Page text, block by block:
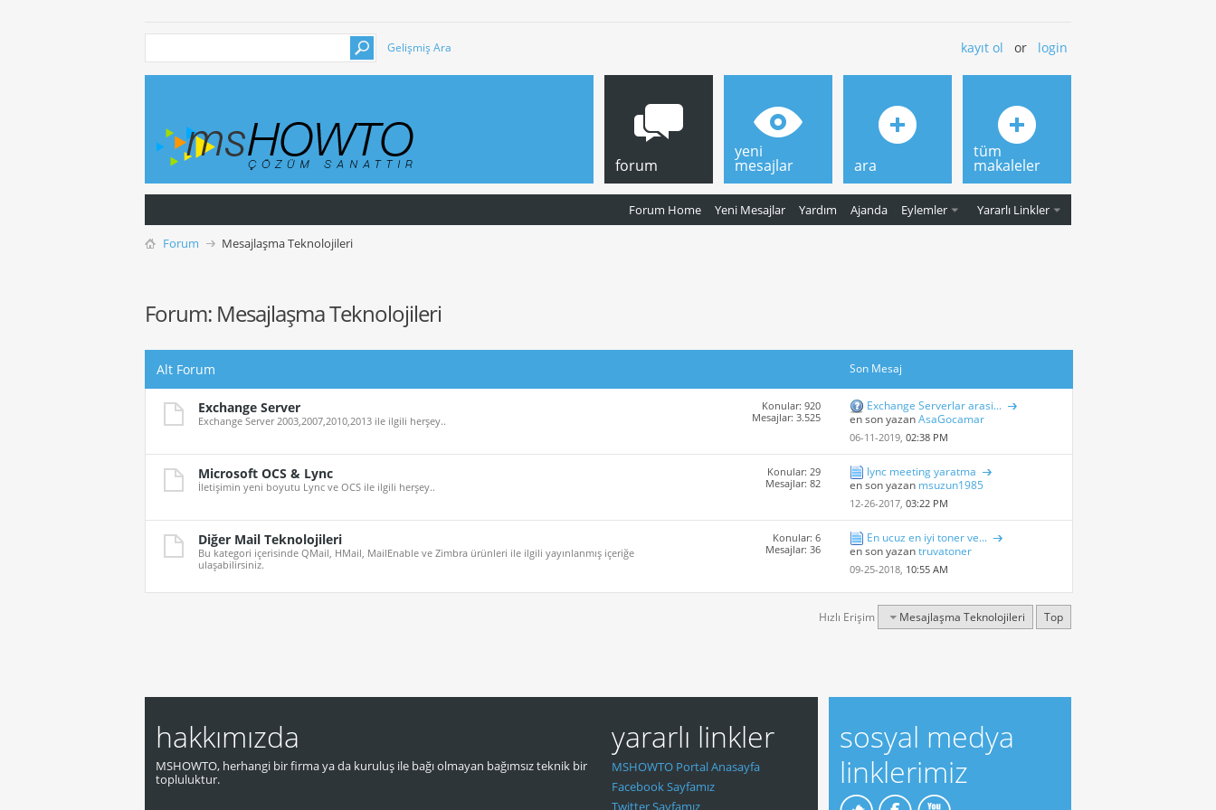
Gelişmiş Ara kayıt ol or login
forum
Forum Home Yeni Mesajlar Yardım Ajanda Eylemler Yararlı Linkler
yeni
mesajlar ara
tüm
makaleler
Forum Mesajlaşma Teknolojileri
Forum: Mesajlaşma Teknolojileri
Alt Forum Son Mesaj
Exchange Server
Exchange Server 2003,2007,2010,2013 ile ilgili herşey..
Konular: 920
Mesajlar: 3.525
Exchange Serverlar arasi...
en son yazanAsaGocamar
06-11-2019,02:38 PM
Microsoft OCS & Lync
İletişimin yeni boyutu Lync ve OCS ile ilgili herşey..
Konular: 29
Mesajlar: 82
lync meeting yaratma
en son yazan msuzun1985
12-26-2017,03:22 PM
Diğer Mail Teknolojileri
Bu kategori içerisinde QMail, HMail, MailEnable ve Zimbra ürünleri ile ilgili yayınlanmış içeriğe
ulaşabilirsiniz.
Konular: 6
Mesajlar: 36
En ucuz en iyi toner ve...
en son yazantruvatoner
09-25-2018, 10:55 AM
Hızlı Erişim Mesajlaşma Teknolojileri Top
hakkımızda
MSHOWTO, herhangi bir firma ya da kuruluş ile bağı olmayan bağımsız teknik bir
topluluktur.
yararlı linkler
MSHOWTO Portal Anasayfa
Facebook Sayfamız
Twitter Sayfamız
sosyal medya
linklerimiz